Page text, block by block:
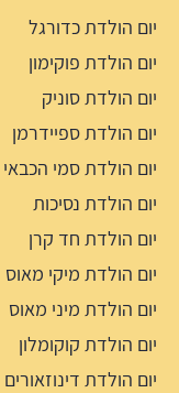
יום הולדת כדורגל
יום הולדת פוקימון
יום הולדת סוניק
יום הולדת ספיידרמן
יום הולדת סמי הכבאי
יום הולדת נסיכות
יום הולדת חד קרן
יום הולדת מיקי מאוס
יום הולדת מיני מאוס
יום הולדת קוקומלון
יום הולדת דינוזאורים